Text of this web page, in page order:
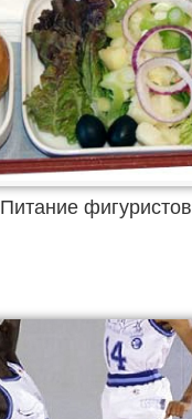
Питание фигуристов